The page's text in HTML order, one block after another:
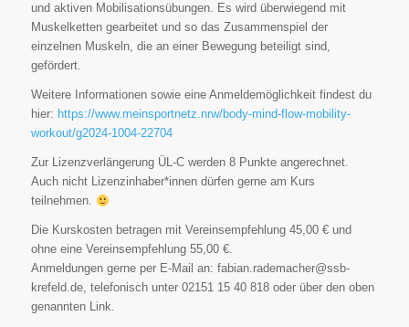
und aktiven Mobilisationsübungen. Es wird überwiegend mit
Muskelketten gearbeitet und so das Zusammenspiel der
einzelnen Muskeln, die an einer Bewegung beteiligt sind,
gefördert.
Weitere Informationen sowie eine Anmeldemöglichkeit findest du
hier: https://www.meinsportnetz.nrw/body-mind-flow-mobility-
workout/g2024-1004-22704
Zur Lizenzverlängerung ÜL-C werden 8 Punkte angerechnet.
Auch nicht Lizenzinhaber*innen dürfen gerne am Kurs
teilnehmen.
Die Kurskosten betragen mit Vereinsempfehlung 45,00 € und
ohne eine Vereinsempfehlung 55,00 €.
Anmeldungen gerne per E-Mail an: fabian.rademacher@ssb-
krefeld.de, telefonisch unter 02151 15 40 818 oder über den oben
genannten Link.